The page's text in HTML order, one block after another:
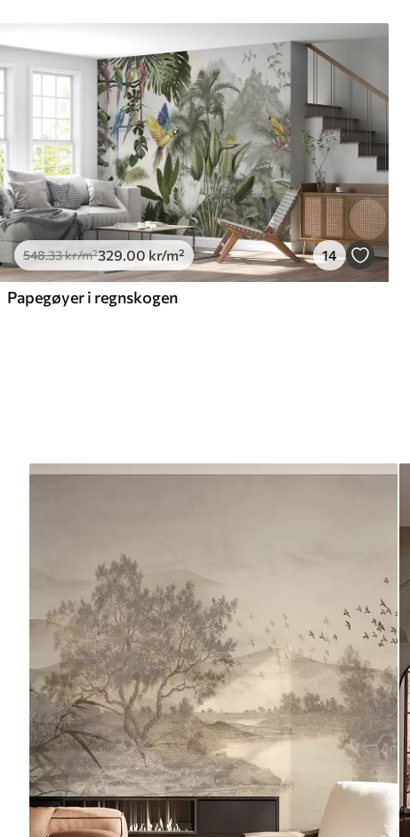
548.33kr/m²329.00 kr/m² 14
Papegøyer i regnskogen